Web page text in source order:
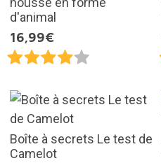
d'animal
16,99€
Boîte à secrets Le test de
Camelot